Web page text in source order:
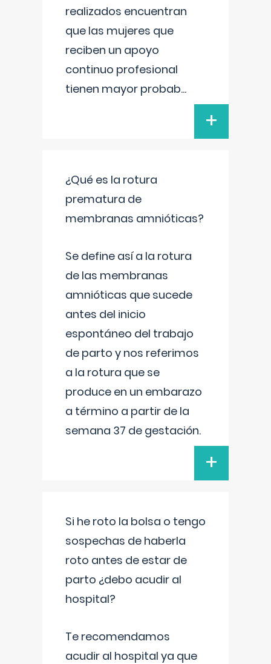
realizados encuentran
que las mujeres que
reciben un apoyo
continuo profesional
tienen mayor probab...
+
¿Qué es la rotura
prematura de
membranas amnióticas?
Se define así a la rotura
de las membranas
amnióticas que sucede
antes del inicio
espontáneo del trabajo
de parto y nos referimos
a la rotura que se
produce en un embarazo
a término a partir de la
semana 37 de gestación.
+
Si he roto la bolsa o tengo
sospechas de haberla
roto antes de estar de
parto ¿debo acudir al
hospital?
Te recomendamos
acudir al hospital ya que